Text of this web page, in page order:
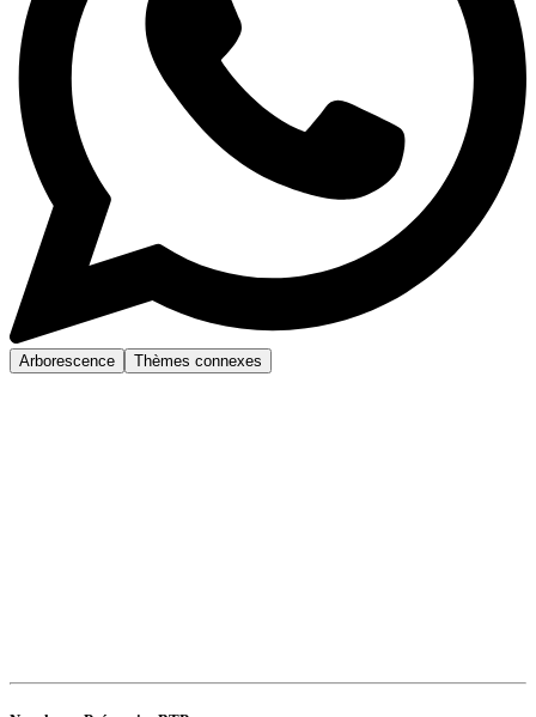
Arborescence Thèmes connexes